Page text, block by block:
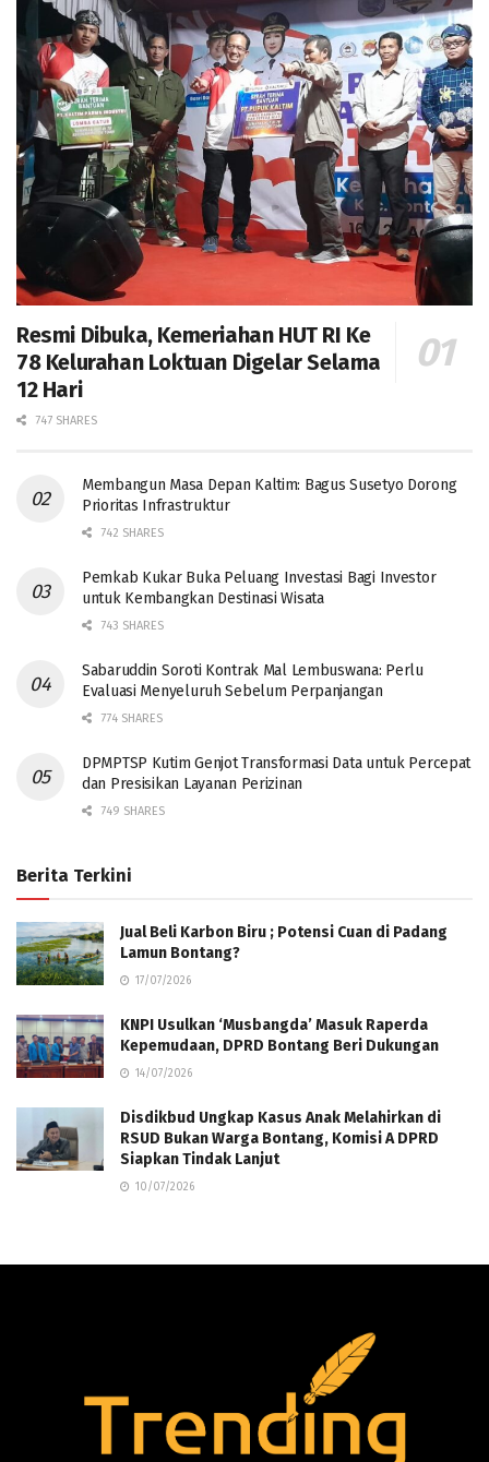
Resmi Dibuka, Kemeriahan HUT RI Ke
78 Kelurahan Loktuan Digelar Selama
12 Hari
747 SHARES
Membangun Masa Depan Kaltim: Bagus Susetyo Dorong
Prioritas Infrastruktur
742 SHARES
Pemkab Kukar Buka Peluang Investasi Bagi Investor
untuk Kembangkan Destinasi Wisata
743 SHARES
Sabaruddin Soroti Kontrak Mal Lembuswana: Perlu
Evaluasi Menyeluruh Sebelum Perpanjangan
774 SHARES
DPMPTSP Kutim Genjot Transformasi Data untuk Percepat
dan Presisikan Layanan Perizinan
749 SHARES
Berita Terkini
Jual Beli Karbon Biru ; Potensi Cuan di Padang
Lamun Bontang?
17/07/2026
KNPI Usulkan ‘Musbangda’ Masuk Raperda
Kepemudaan, DPRD Bontang Beri Dukungan
14/07/2026
Disdikbud Ungkap Kasus Anak Melahirkan di
RSUD Bukan Warga Bontang, Komisi A DPRD
Siapkan Tindak Lanjut
10/07/2026